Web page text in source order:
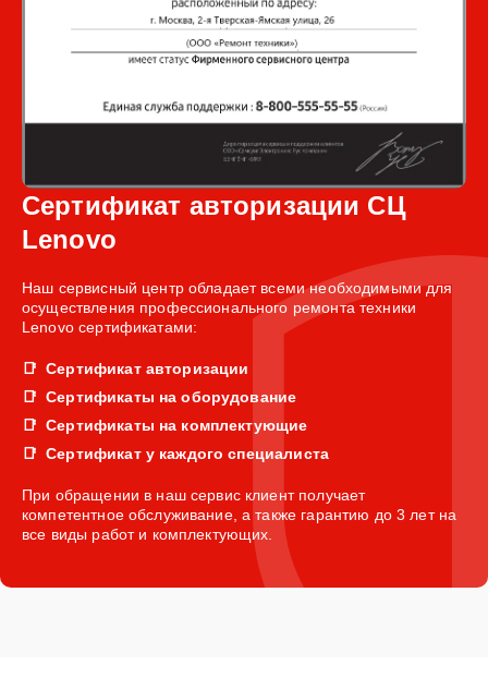
Сертификат авторизации СЦ
Lenovo
Наш сервисный центр обладает всеми необходимыми для
осуществления профессионального ремонта техники
Lenovo сертификатами:
Сертификат авторизации
Сертификаты на оборудование
Сертификаты на комплектующие
Сертификат у каждого специалиста
При обращении в наш сервис клиент получает
компетентное обслуживание, а также гарантию до 3 лет на
все виды работ и комплектующих.